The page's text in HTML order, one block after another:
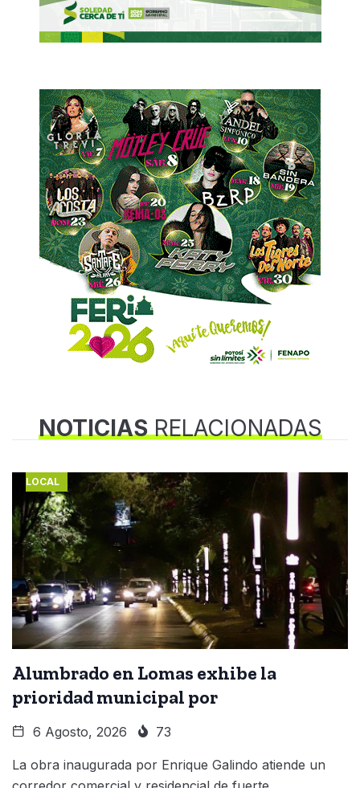
NOTICIASRELACIONADAS
LOCAL
Alumbrado en Lomas exhibe la
prioridad municipal por
6 Agosto, 2026 73
La obra inaugurada por Enrique Galindo atiende un